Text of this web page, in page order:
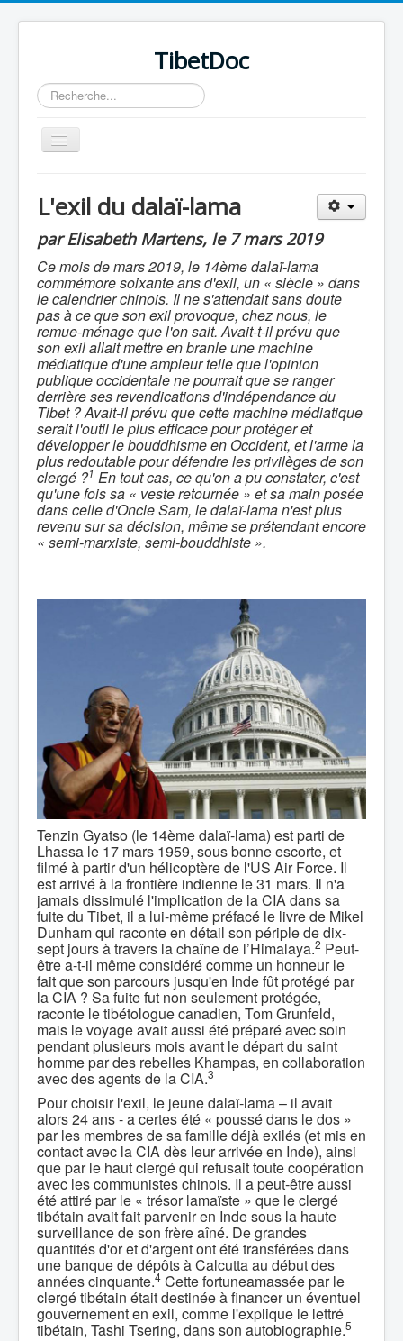
TibetDoc
Rechercher
Basculer
la
≡
L'exil du dalaï-lama
par Elisabeth Martens, le 7 mars 2019
Ce mois de mars 2019, le 14ème dalaï-lama
commémore soixante ans d'exil, un « siècle » dans
le calendrier chinois. Il ne s'attendait sans doute
pas à ce que son exil provoque, chez nous, le
remue-ménage que l'on sait. Avait-t-il prévu que
son exil allait mettre en branle une machine
médiatique d'une ampleur telle que l'opinion
publique occidentale ne pourrait que se ranger
derrière ses revendications d'indépendance du
Tibet ? Avait-il prévu que cette machine médiatique
serait l'outil le plus efficace pour protéger et
développer le bouddhisme en Occident, et l'arme la
plus redoutable pour défendre les privilèges de son
clergé ?1 En tout cas, ce qu'on a pu constater, c'est
qu'une fois sa « veste retournée » et sa main posée
dans celle d'Oncle Sam, le dalaï-lama n'est plus
revenu sur sa décision, même se prétendant encore
« semi-marxiste, semi-bouddhiste ».
Tenzin Gyatso (le 14ème dalaï-lama) est parti de
Lhassa le 17 mars 1959, sous bonne escorte, et
filmé à partir d'un hélicoptère de l'US Air Force. Il
est arrivé à la frontière indienne le 31 mars. Il n'a
jamais dissimulé l'implication de la CIA dans sa
fuite du Tibet, il a lui-même préfacé le livre de Mikel
Dunham qui raconte en détail son périple de dix-
sept jours à travers la chaîne de l’Himalaya.2 Peut-
être a-t-il même considéré comme un honneur le
fait que son parcours jusqu'en Inde fût protégé par
la CIA ? Sa fuite fut non seulement protégée,
raconte le tibétologue canadien, Tom Grunfeld,
mais le voyage avait aussi été préparé avec soin
pendant plusieurs mois avant le départ du saint
homme par des rebelles Khampas, en collaboration
avec des agents de la CIA.3
Pour choisir l'exil, le jeune dalaï-lama – il avait
alors 24 ans - a certes été « poussé dans le dos »
par les membres de sa famille déjà exilés (et mis en
contact avec la CIA dès leur arrivée en Inde), ainsi
que par le haut clergé qui refusait toute coopération
avec les communistes chinois. Il a peut-être aussi
été attiré par le « trésor lamaïste » que le clergé
tibétain avait fait parvenir en Inde sous la haute
surveillance de son frère aîné. De grandes
quantités d'or et d'argent ont été transférées dans
une banque de dépôts à Calcutta au début des
années cinquante.4 Cette fortuneamassée par le
clergé tibétain était destinée à financer un éventuel
gouvernement en exil, comme l'explique le lettré
tibétain, Tashi Tsering, dans son autobiographie.5